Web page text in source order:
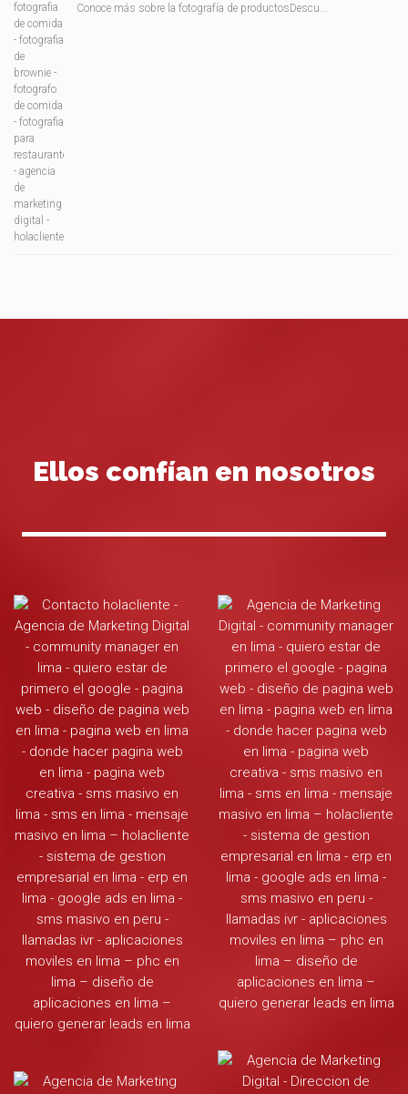
Conoce más sobre la fotografía de productosDescu...
Ellos confían en nosotros